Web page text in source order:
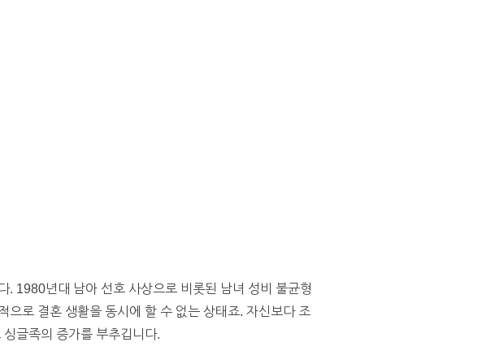
. 1980년대 남아 선호 사상으로 비롯된 남녀 성비 불균형
로 결혼 생활을 동시에 할 수 없는 상태죠. 자신보다 조
글족의 증가를 부추깁니다.